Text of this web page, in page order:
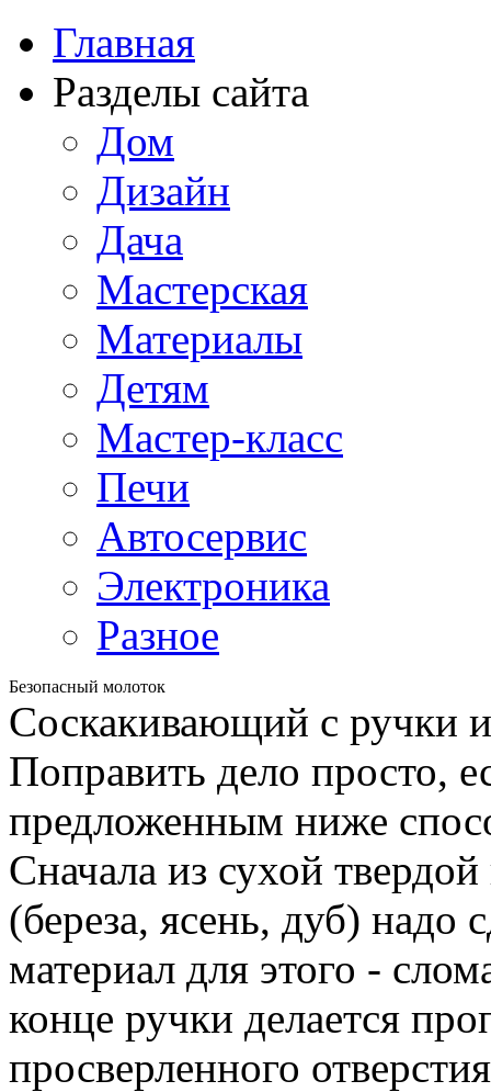
Главная
Разделы сайта
Дом
Дизайн
Дача
Мастерская
Материалы
Детям
Мастер-класс
Печи
Автосервис
Электроника
Разное
Безопасный молоток
Соскакивающий с ручки
Поправить дело просто,
предложенным ниже
Сначала из сухой
(береза, ясень, дуб) надо
материал для этого -
конце ручки делается
просверленного